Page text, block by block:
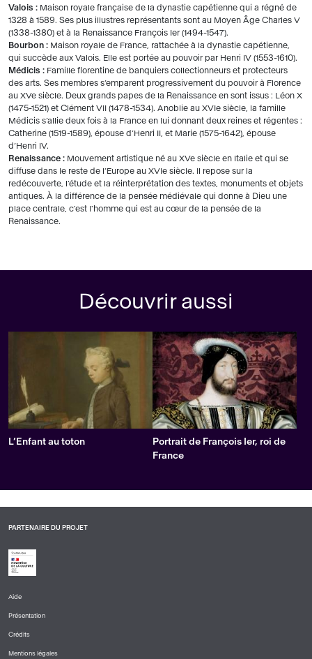
Valois : Maison royale française de la dynastie capétienne qui a régné de
1328 à 1589. Ses plus illustres représentants sont au Moyen Âge Charles V
(1338-1380) et à la Renaissance François Ier (1494-1547).
Bourbon : Maison royale de France, rattachée à la dynastie capétienne,
qui succède aux Valois. Elle est portée au pouvoir par Henri IV (1553-1610).
Médicis : Famille florentine de banquiers collectionneurs et protecteurs
des arts. Ses membres s’emparent progressivement du pouvoir à Florence
au XVe siècle. Deux grands papes de la Renaissance en sont issus : Léon X
(1475-1521) et Clément VII (1478-1534). Anoblie au XVIe siècle, la famille
Médicis s’allie deux fois à la France en lui donnant deux reines et régentes :
Catherine (1519-1589), épouse d’Henri II, et Marie (1575-1642), épouse
d’Henri IV.
Renaissance : Mouvement artistique né au XVe siècle en Italie et qui se
diffuse dans le reste de l’Europe au XVIe siècle. Il repose sur la
redécouverte, l’étude et la réinterprétation des textes, monuments et objets
antiques. À la différence de la pensée médiévale qui donne à Dieu une
place centrale, c'est l'homme qui est au cœur de la pensée de la
Renaissance.
Découvrir aussi
L’Enfant au toton
Portrait de François Ier, roi de
France
PARTENAIRE DU PROJET
DE
PAGE
1
Aide
Présentation
Crédits
Mentions légales